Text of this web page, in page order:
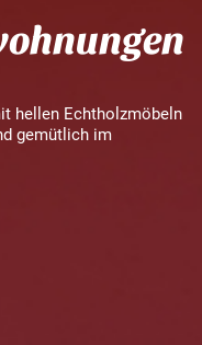
hellen Echtholzmöbeln
gemütlich im